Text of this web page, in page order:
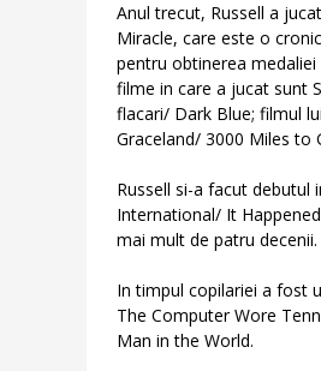
Anul trecut, Russell a
Miracle, care este o
pentru obtinerea medaliei
filme in care a jucat sunt
flacari/ Dark Blue; filmul
Graceland/ 3000 Miles to
Russell si-a facut debutul
International/ It
mai mult de patru decenii.
In timpul copilariei a fost
The Computer Wore
Man in the World.